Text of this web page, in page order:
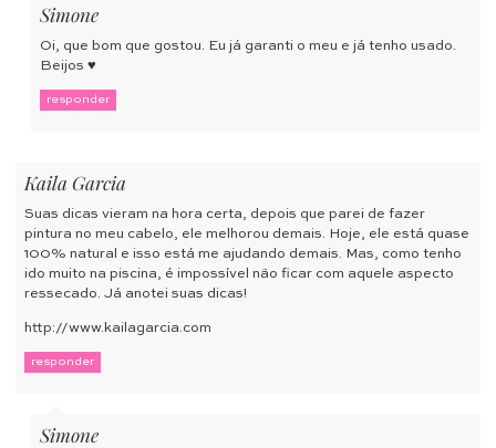
Simone
Oi, que bom que gostou. Eu já garanti o meu e já tenho usado.
Beijos ♥
responder
Kaila Garcia
Suas dicas vieram na hora certa, depois que parei de fazer
pintura no meu cabelo, ele melhorou demais. Hoje, ele está quase
100% natural e isso está me ajudando demais. Mas, como tenho
ido muito na piscina, é impossível não ficar com aquele aspecto
ressecado. Já anotei suas dicas!
http://www.kailagarcia.com
responder
Simone